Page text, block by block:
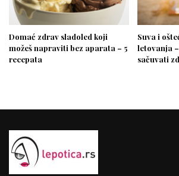
Domać zdrav sladoled koji
možeš napraviti bez aparata – 5
recepata
Suva i
letovanja
sačuvati